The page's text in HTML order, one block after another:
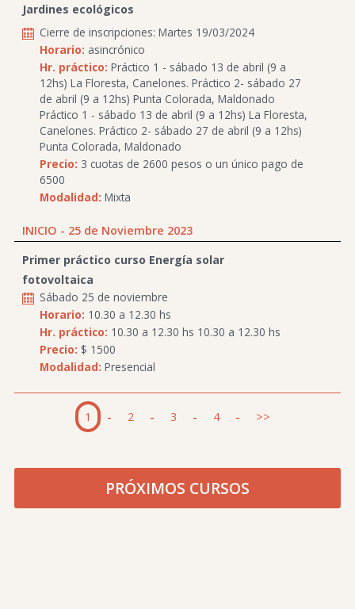
Jardines ecológicos
Cierre de inscripciones: Martes 19/03/2024
Horario: asincrónico
Hr. práctico: Práctico 1 - sábado 13 de abril (9 a
12hs) La Floresta, Canelones. Práctico 2- sábado 27
de abril (9 a 12hs) Punta Colorada, Maldonado
Práctico 1 - sábado 13 de abril (9 a 12hs) La Floresta,
Canelones. Práctico 2- sábado 27 de abril (9 a 12hs)
Punta Colorada, Maldonado
Precio: 3 cuotas de 2600 pesos o un único pago de
6500
Modalidad: Mixta
INICIO - 25 de Noviembre 2023
Primer práctico curso Energía solar
fotovoltaica
Sábado 25 de noviembre
Horario: 10.30 a 12.30 hs
Hr. práctico: 10.30 a 12.30 hs 10.30 a 12.30 hs
Precio: $ 1500
Modalidad: Presencial
1 - 2 - 3 - 4 - >>
PRÓXIMOS CURSOS